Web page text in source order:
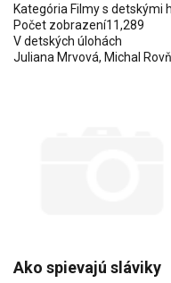
Kategória Filmy s detskými
Počet zobrazení11,289
V detských úlohách
Juliana Mrvová, Michal
Ako spievajú sláviky